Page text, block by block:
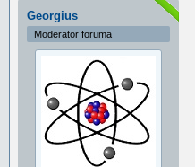
Georgius
Moderator foruma